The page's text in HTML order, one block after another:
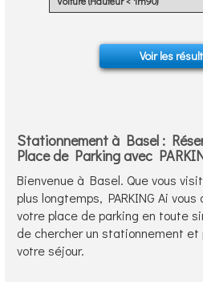
Stationnement à Basel :
Place de Parking avec
Bienvenue à Basel. Que vous
plus longtemps, PARKING Ai
votre place de parking en toute
de chercher un stationnement
votre séjour.